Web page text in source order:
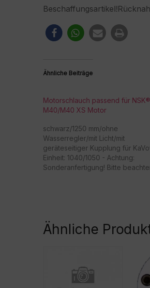
Ähnliche Beiträge
Motorschlauch passend für NSK®
M40/M40 XS Motor
schwarz/1250 mm/ohne
Wasserregler/mit Licht/mit
geräteseitiger Kupplung für
Einheit: 1040/1050 - Achtung:
Sonderanfertigung! Bitte
/Umtausch nicht möglich!
Ähnliche